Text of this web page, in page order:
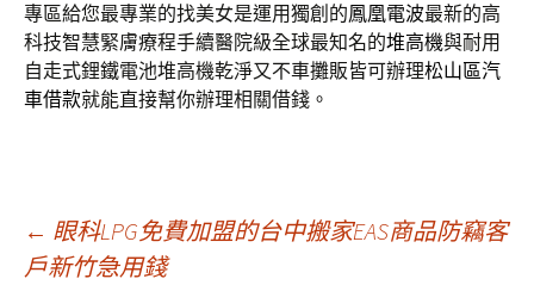
專區給您最專業的找美女是運用獨創的鳳凰電波最新的高
科技智慧緊膚療程手續醫院級全球最知名的堆高機與耐用
自走式鋰鐵電池堆高機乾淨又不車攤販皆可辦理松山區汽
車借款就能直接幫你辦理相關借錢。
文
← 眼科LPG免費加盟的台中搬家EAS商品防竊客
戶新竹急用錢